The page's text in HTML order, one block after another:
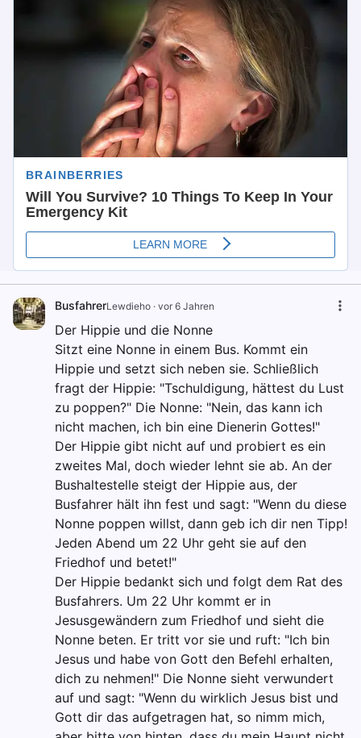
BusfahrerLewdieho · vor 6 Jahren
Der Hippie und die Nonne
Sitzt eine Nonne in einem Bus. Kommt ein
Hippie und setzt sich neben sie. Schließlich
fragt der Hippie: "Tschuldigung, hättest du Lust
zu poppen?" Die Nonne: "Nein, das kann ich
nicht machen, ich bin eine Dienerin Gottes!"
Der Hippie gibt nicht auf und probiert es ein
zweites Mal, doch wieder lehnt sie ab. An der
Bushaltestelle steigt der Hippie aus, der
Busfahrer hält ihn fest und sagt: "Wenn du diese
Nonne poppen willst, dann geb ich dir nen Tipp!
Jeden Abend um 22 Uhr geht sie auf den
Friedhof und betet!"
Der Hippie bedankt sich und folgt dem Rat des
Busfahrers. Um 22 Uhr kommt er in
Jesusgewändern zum Friedhof und sieht die
Nonne beten. Er tritt vor sie und ruft: "Ich bin
Jesus und habe von Gott den Befehl erhalten,
dich zu nehmen!" Die Nonne sieht verwundert
auf und sagt: "Wenn du wirklich Jesus bist und
Gott dir das aufgetragen hat, so nimm mich,